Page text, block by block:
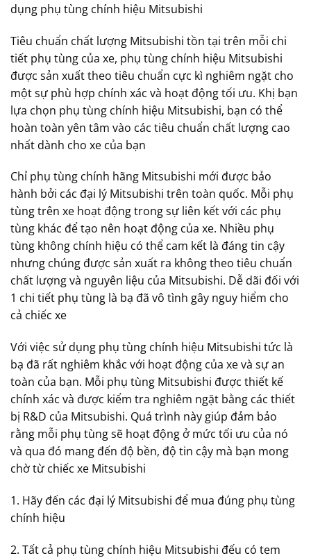
dụng phụ tùng chính hiệu Mitsubishi
Tiêu chuẩn chất lượng Mitsubishi tồn tại trên mỗi chi
tiết phụ tùng của xe, phụ tùng chính hiệu Mitsubishi
được sản xuất theo tiêu chuẩn cực kì nghiêm ngặt cho
một sự phù hợp chính xác và hoạt động tối ưu. Khị bạn
lựa chọn phụ tùng chính hiệu Mitsubishi, bạn có thể
hoàn toàn yên tâm vào các tiêu chuẩn chất lượng cao
nhất dành cho xe của bạn
Chỉ phụ tùng chính hãng Mitsubishi mới được bảo
hành bởi các đại lý Mitsubishi trên toàn quốc. Mỗi phụ
tùng trên xe hoạt động trong sự liên kết với các phụ
tùng khác để tạo nên hoạt động của xe. Nhiều phụ
tùng không chính hiệu có thể cam kết là đáng tin cậy
nhưng chúng được sản xuất ra không theo tiêu chuẩn
chất lượng và nguyên liệu của Mitsubishi. Dễ dãi đối với
1 chi tiết phụ tùng là bạ đã vô tình gây nguy hiểm cho
cả chiếc xe
Với việc sử dụng phụ tùng chính hiệu Mitsubishi tức là
bạ đã rất nghiêm khắc với hoạt động của xe và sự an
toàn của bạn. Mỗi phụ tùng Mitsubishi được thiết kế
chính xác và được kiểm tra nghiêm ngặt bằng các thiết
bị R&D của Mitsubishi. Quá trình này giúp đảm bảo
rằng mỗi phụ tùng sẽ hoạt động ở mức tối ưu của nó
và qua đó mang đến độ bền, độ tin cậy mà bạn mong
chờ từ chiếc xe Mitsubishi
1. Hãy đến các đại lý Mitsubishi để mua đúng phụ tùng
chính hiệu
2. Tất cả phụ tùng chính hiệu Mitsubishi đếu có tem